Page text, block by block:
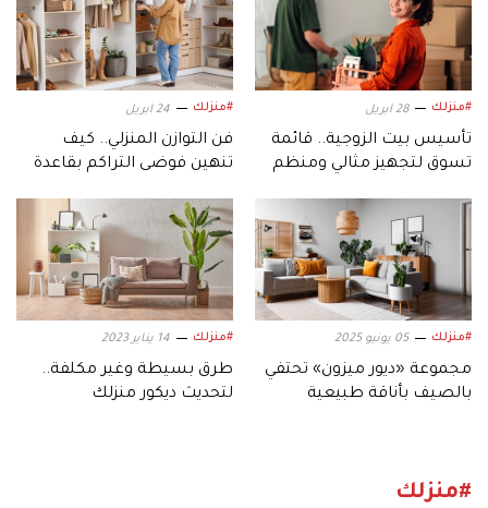
#منزلك 28 ابريل
تأسيس بيت الزوجية.. قائمة
تسوق لتجهيز مثالي ومنظم
#منزلك 24 ابريل
فن التوازن المنزلي.. كيف
تنهين فوضى التراكم بقاعدة
#منزلك 05 يونيو 2025
مجموعة «ديور ميزون» تحتفي
بالصيف بأناقة طبيعية
#منزلك 14 يناير 2023
طرق بسيطة وغير مكلفة..
لتحديث ديكور منزلك
#منزلك